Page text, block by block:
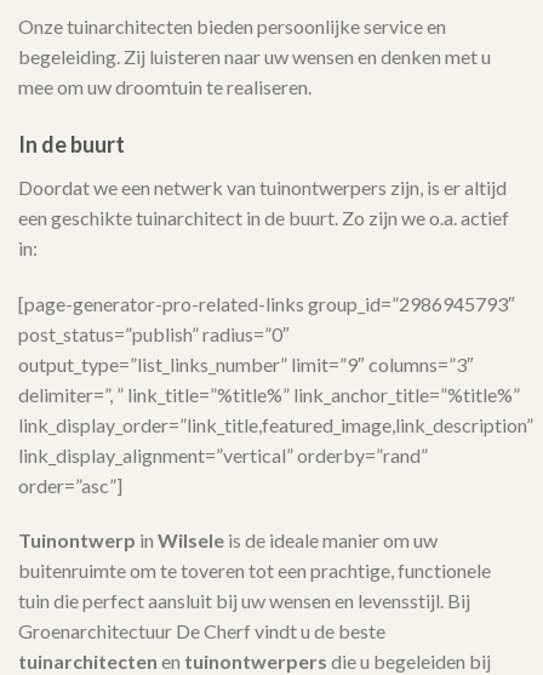
Onze tuinarchitecten bieden persoonlijke service en
begeleiding. Zij luisteren naar uw wensen en denken met u
mee om uw droomtuin te realiseren.
In de buurt
Doordat we een netwerk van tuinontwerpers zijn, is er altijd
een geschikte tuinarchitect in de buurt. Zo zijn we o.a. actief
in:
[page-generator-pro-related-links group_id=”2986945793″
post_status=”publish” radius=”0″
output_type=”list_links_number” limit=”9″ columns=”3″
delimiter=”, ” link_title=”%title%” link_anchor_title=”%title%”
link_display_order=”link_title,featured_image,link_description”
link_display_alignment=”vertical” orderby=”rand”
order=”asc”]
Tuinontwerp in Wilsele is de ideale manier om uw
buitenruimte om te toveren tot een prachtige, functionele
tuin die perfect aansluit bij uw wensen en levensstijl. Bij
Groenarchitectuur De Cherf vindt u de beste
tuinarchitecten en tuinontwerpers die u begeleiden bij